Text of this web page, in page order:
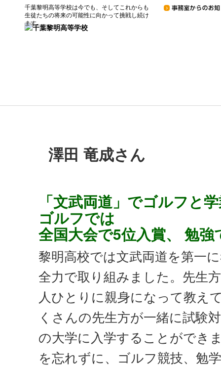
千葉黎明高等学校は今でも、そしてこれからも
生徒たちの将来の可能性に向かって挑戦し続け
ます。
澤田 竜成さん
「文武両道」でゴルフと
ゴルフでは
全国大会で5位入賞、 勉
黎明高校では文武両道を第一
全力で取り組みました。先生
人ひとりに親身になって教え
くさんの先生方が一緒に試験
の大学に入学することができ
を忘れずに、ゴルフ競技、勉